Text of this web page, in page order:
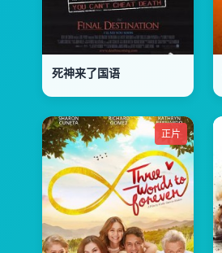
死神来了国语
正片